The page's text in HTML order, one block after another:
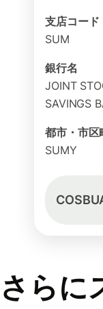
支店コード
SUM
銀行名
JOINT
SAVINGS
都市・市区
SUMY
さらに